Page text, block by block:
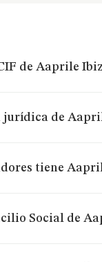
de Aaprile
jurídica de
tiene
Social de